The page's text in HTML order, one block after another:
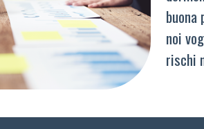
buona
noi
rischi